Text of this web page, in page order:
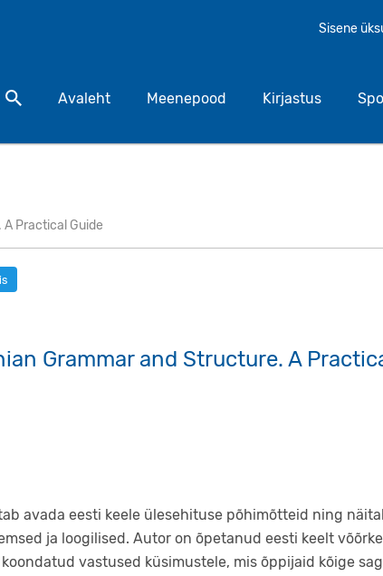
Sisene
Otsi toodetAvaleht Meenepood Kirjastus
Practical Guide
Grammar and Structure. A
avada eesti keele ülesehituse põhimõtteid ning
ja loogilised. Autor on õpetanud eesti keelt
vastused küsimustele, mis õppijaid kõige